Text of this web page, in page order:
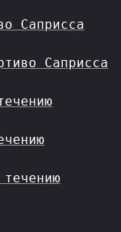
Саприсса
Саприсса